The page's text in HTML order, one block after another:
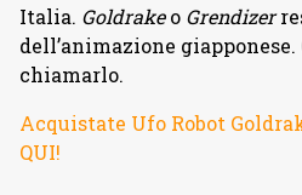
Italia. Goldrakeo Grendizer
dell’animazione
chiamarlo.
Acquistate Ufo Robot
QUI!